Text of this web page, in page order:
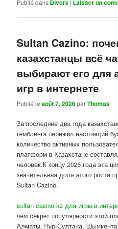
Publié dans Divers | Laisser un
Sultan Cazino:
казахстанцы всё
выбирают его для
игр в интернете
Publié leaoût 7, 2026parThomas
За последние два года
гемблинга пережил настоящий
количество активных
платформ в Казахстане
человек.К концу 2025 года эта
значительная доля этого роста
Sultan Cazino.
sultan casino kz для игры в
чём секрет популярности этой
Алматы, Нур-Султана, Шымкента